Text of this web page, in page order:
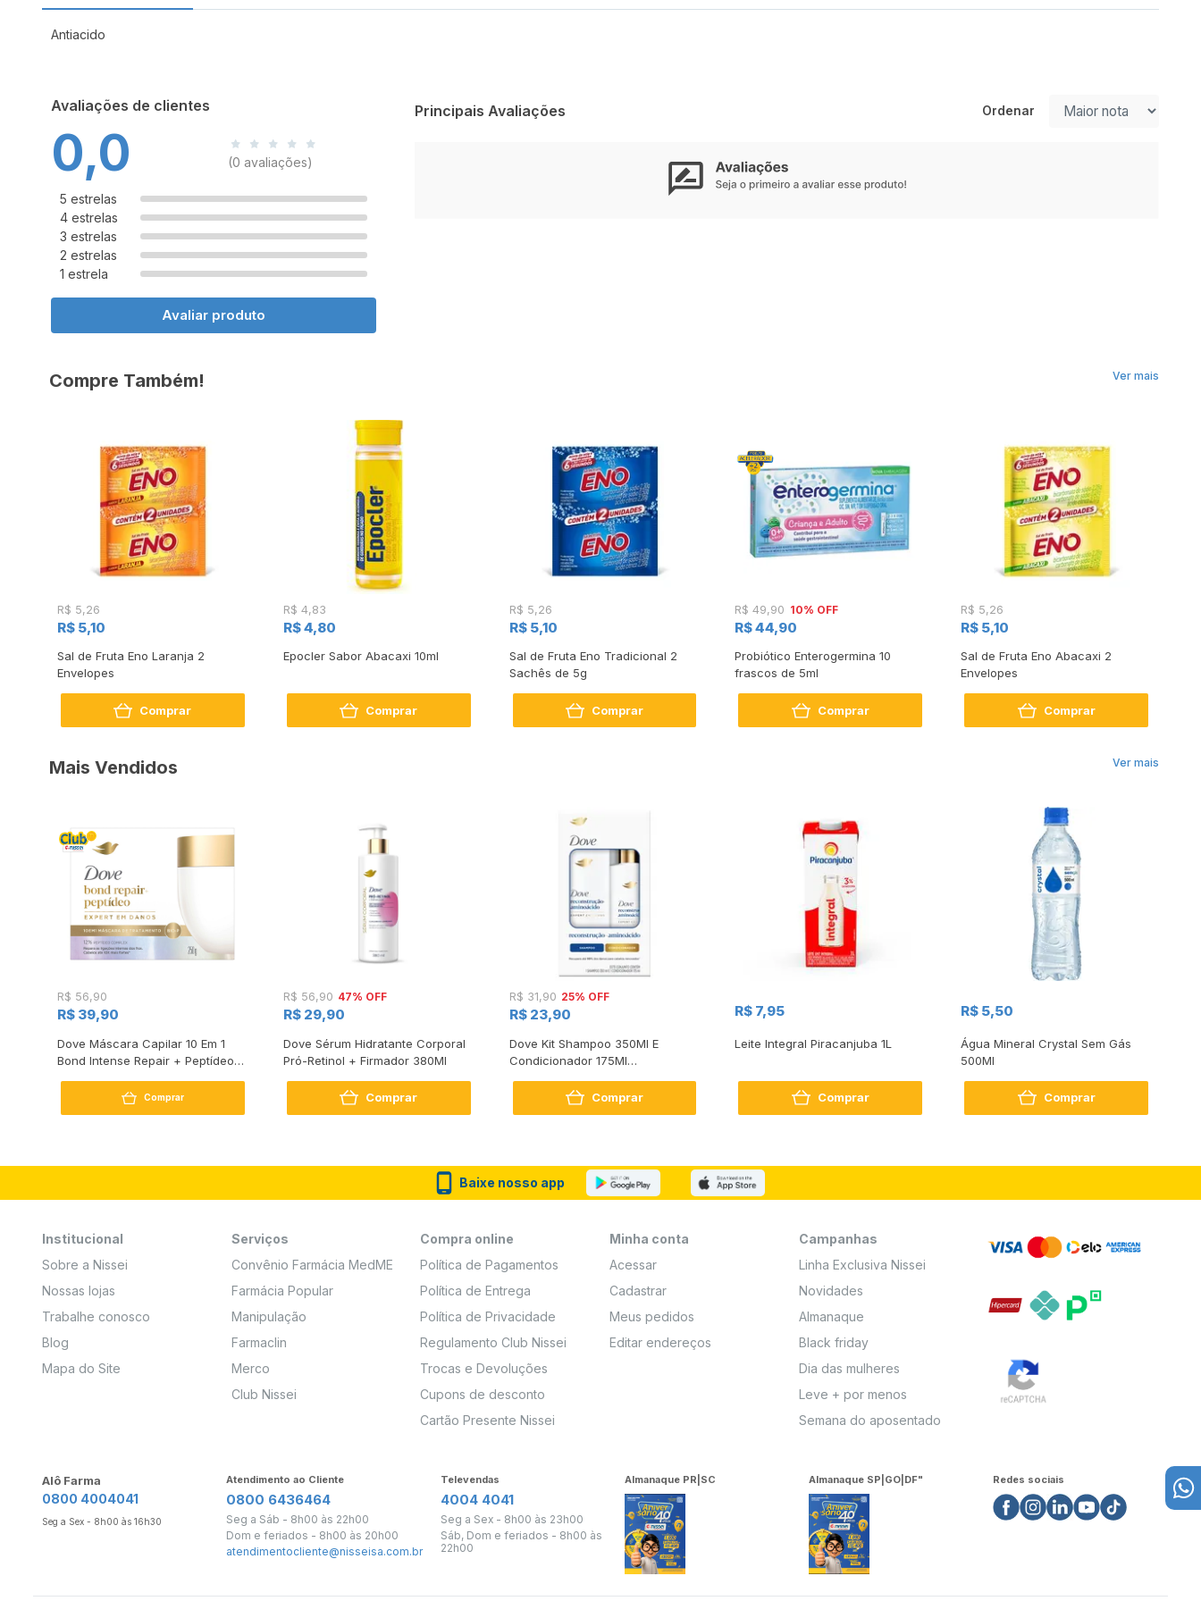
Antiacido
Avaliações de clientes
0,0 (0 avaliações)
5 estrelas
4 estrelas
3 estrelas
2 estrelas
1 estrela
Avaliar produto
Principais Avaliações Ordenar
Ver mais
Compre Também!
R$ 5,26
R$ 5,10
Sal de Fruta Eno Laranja 2
Envelopes
Comprar
R$ 4,83
R$ 4,80
Epocler Sabor Abacaxi 10ml
Comprar
R$ 5,26
R$ 5,10
Sal de Fruta Eno Tradicional 2
Sachês de 5g
Comprar
R$ 49,90 10% OFF
R$ 44,90
Probiótico Enterogermina 10
frascos de 5ml
Comprar
R$ 5,26
R$ 5,10
Sal de Fruta Eno Abacaxi 2
Envelopes
Comprar
Ver mais
Mais Vendidos
R$ 56,90
R$ 39,90
Dove Máscara Capilar 10 Em 1
Bond Intense Repair + Peptídeo
Comprar
R$ 56,90 47% OFF
R$ 29,90
Dove Sérum Hidratante Corporal
Pró-Retinol + Firmador 380Ml
Comprar
R$ 31,90 25% OFF
R$ 23,90
Dove Kit Shampoo 350Ml E
Condicionador 175Ml
Comprar
R$ 7,95
Leite Integral Piracanjuba 1L
Comprar
R$ 5,50
Água Mineral Crystal Sem Gás
500Ml
Comprar
Baixe nosso app
Institucional
Sobre a Nissei
Nossas lojas
Trabalhe conosco
Blog
Mapa do Site
Serviços
Convênio Farmácia MedME
Farmácia Popular
Manipulação
Farmaclin
Merco
Club Nissei
Compra online
Política de Pagamentos
Política de Entrega
Política de Privacidade
Regulamento Club Nissei
Trocas e Devoluções
Cupons de desconto
Cartão Presente Nissei
Minha conta
Acessar
Cadastrar
Meus pedidos
Editar endereços
Campanhas
Linha Exclusiva Nissei
Novidades
Almanaque
Black friday
Dia das mulheres
Leve + por menos
Semana do aposentado
Alô Farma
0800 4004041
Seg a Sex - 8h00 às 16h30
Atendimento ao Cliente
0800 6436464
Seg a Sáb - 8h00 às 22h00
Dom e feriados - 8h00 às 20h00
atendimentocliente@nisseisa.com.br
Televendas
4004 4041
Seg a Sex - 8h00 às 23h00
Sáb, Dom e feriados - 8h00 às
22h00
Almanaque PR|SC Almanaque SP|GO|DF" Redes sociais